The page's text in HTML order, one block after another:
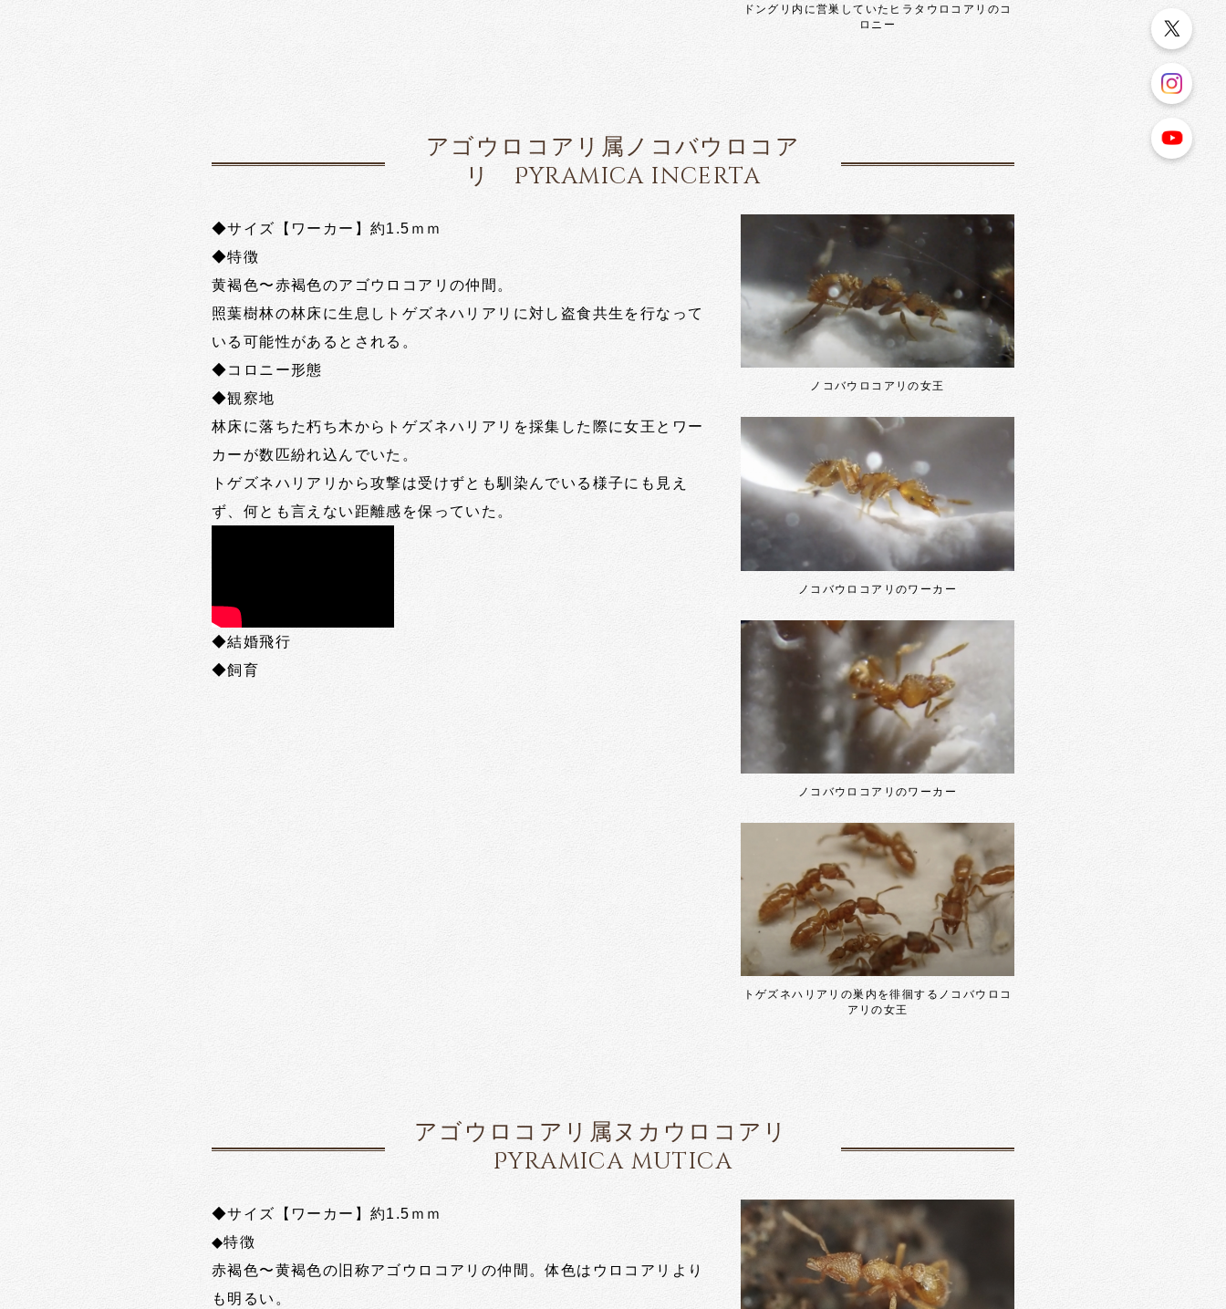
ドングリ内に営巣していたヒラタウロコアリのコ
ロニー
アゴウロコアリ属ノコバウロコア
リ Pyramica incerta
◆サイズ【ワーカー】約1.5ｍｍ
◆特徴
黄褐色〜赤褐色のアゴウロコアリの仲間。
照葉樹林の林床に生息しトゲズネハリアリに対し盗食共生を行なって
いる可能性があるとされる。
◆コロニー形態
◆観察地
林床に落ちた朽ち木からトゲズネハリアリを採集した際に女王とワー
カーが数匹紛れ込んでいた。
トゲズネハリアリから攻撃は受けずとも馴染んでいる様子にも見え
ず、何とも言えない距離感を保っていた。
◆結婚飛行
◆飼育
ノコバウロコアリの女王
ノコバウロコアリのワーカー
ノコバウロコアリのワーカー
トゲズネハリアリの巣内を徘徊するノコバウロコ
アリの女王
アゴウロコアリ属ヌカウロコアリ
Pyramica mutica
◆サイズ【ワーカー】約1.5ｍｍ
◆特徴
赤褐色〜黄褐色の旧称アゴウロコアリの仲間。体色はウロコアリより
も明るい。